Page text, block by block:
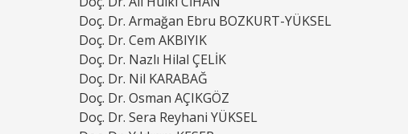
Doç. Dr. Armağan Ebru BOZKURT-YÜKSEL
Doç. Dr. Cem AKBIYIK
Doç. Dr. Nazlı Hilal ÇELİK
Doç. Dr. Nil KARABAĞ
Doç. Dr. Osman AÇIKGÖZ
Doç. Dr. Sera Reyhani YÜKSEL